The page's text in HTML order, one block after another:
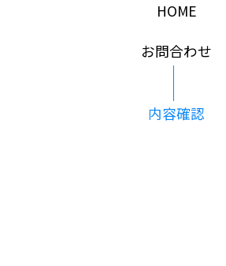
HOME
お問合わせ
内容確認